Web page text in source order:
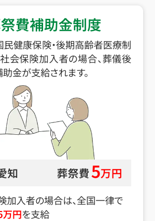
費補助金制度
健康保険・後期高齢者医療制
会保険加入者の場合、葬儀後
金が支給されます。
知 葬祭費5万円
加入者の場合は、全国一律で
万円を支給